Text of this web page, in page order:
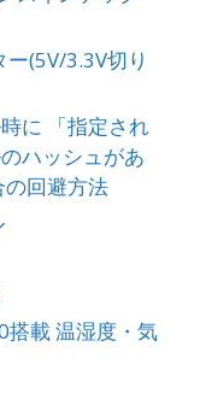
(5V/3.3V切り
に 「指定され
ハッシュがあ
の回避方法
搭載 温湿度・気